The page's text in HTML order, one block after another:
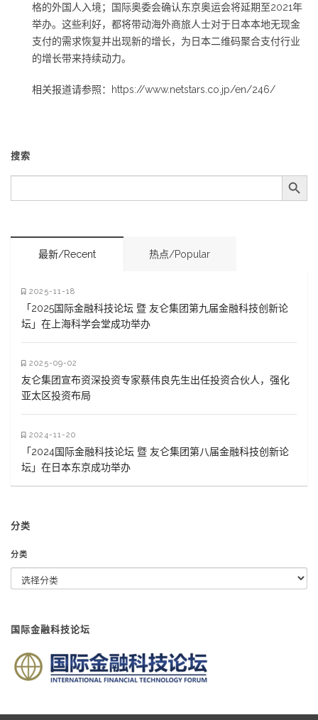
格的外国人入境；国际奥委会确认东京奥运会将延期至2021年
举办。这些利好，都将带动海外商旅人士对于日本本地无现金
支付的需求恢复并出现新的增长，为日本二维码聚合支付行业
的增长带来持续动力。
相关报道请参照：https://www.netstars.co.jp/en/246/
搜索
SEARCH
搜索按钮
最新/Recent 热点/Popular
2025-11-18
「2025国际金融科技论坛 暨 友仑集团第九届金融科技创新论
坛」在上海科学会堂成功举办
2025-09-02
友仑集团宣布资深投资专家蔡伟良先生出任投资合伙人，强化
亚太区投资布局
2024-11-20
「2024国际金融科技论坛 暨 友仑集团第八届金融科技创新论
坛」在日本东京成功举办
分类
分类
国际金融科技论坛